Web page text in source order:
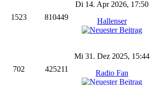
1523 810449
Di 14. Apr 2026, 17:50
Hallenser
702 425211
Mi 31. Dez 2025, 15:44
Radio Fan